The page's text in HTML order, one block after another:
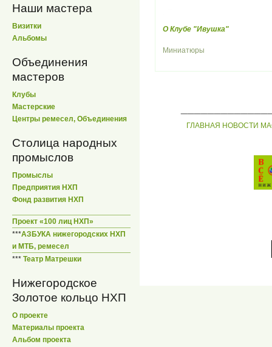
Наши мастера
Визитки
Альбомы
Объединения
мастеров
Клубы
Мастерские
Центры ремесел, Объединения
Столица народных
промыслов
Промыслы
Предприятия НХП
Фонд развития НХП
Проект «100 лиц НХП»
***АЗБУКА нижегородских НХП
и МТБ, ремесел
*** Театр Матрешки
Нижегородское
Золотое кольцо НХП
О проекте
Материалы проекта
Альбом проекта
О Клубе "Ивушка"
Миниатюры
ГЛАВНАЯ НОВОСТИ